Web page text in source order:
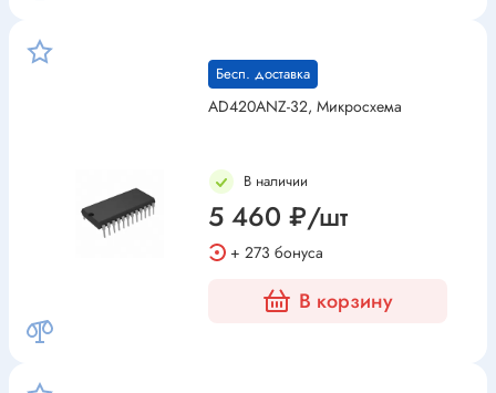
Бесп. доставка
AD420ANZ-32, Микросхема
В наличии
5 460 ₽/шт
+ 273 бонуса
В корзину